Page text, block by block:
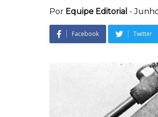
Por Equipe Editorial -
Facebook Twitter